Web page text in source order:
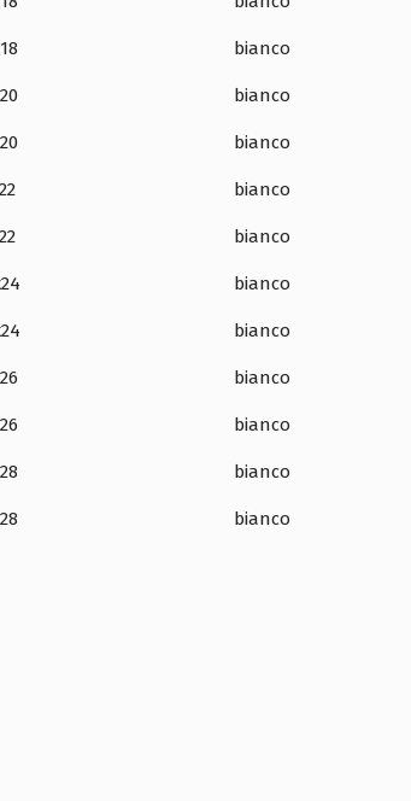
bianco
bianco
bianco
bianco
bianco
bianco
bianco
bianco
bianco
bianco
bianco